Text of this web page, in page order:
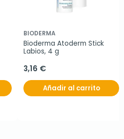
BIODERMA
Bioderma Atoderm Stick
Labios, 4 g
3,16 €
Añadir al carrito